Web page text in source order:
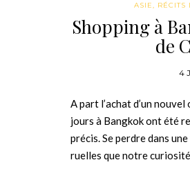
ASIE, RÉCITS
Shopping à
de
4
A part l’achat d’un
jours à Bangkok ont été
précis. Se perdre dans
ruelles que notre